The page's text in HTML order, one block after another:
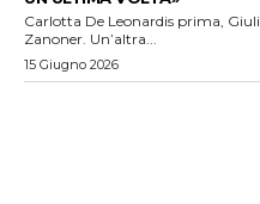
Carlotta De Leonardis prima,
Zanoner. Un’altra...
15 Giugno 2026